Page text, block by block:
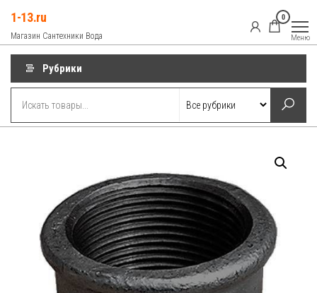
содержимому
1-13.ru
Магазин Сантехники Вода
0
Меню
Рубрики